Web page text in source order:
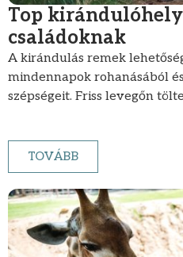
Top
családoknak
A kirándulás remek
mindennapok rohanásából
szépségeit. Friss levegőn
TOVÁBB